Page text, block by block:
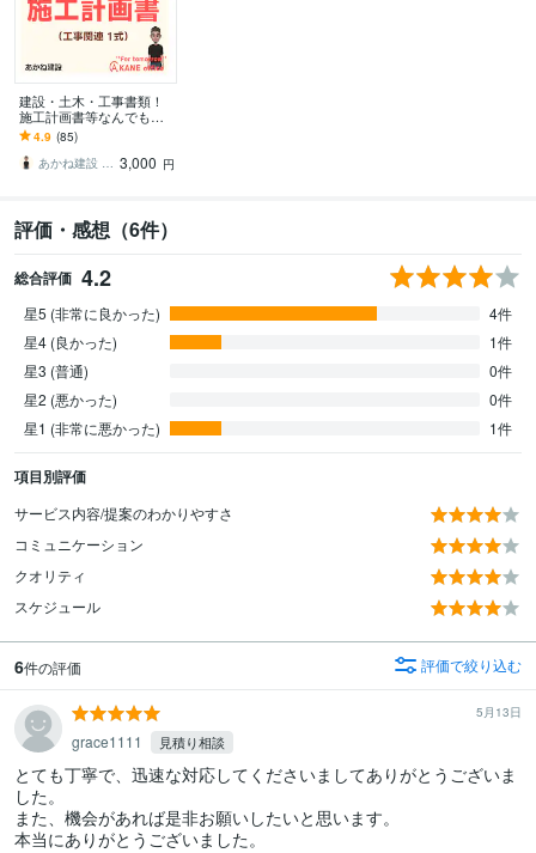
建設・土木・工事書類！
施工計画書等なんでもし
ます 【総販売200件】・
施工計画書・竣工書類・
事務・雑務など！
4.9 (85)
あかね建設 AKANEoffice 3,000 円
評価・感想（6件）
総合評価 4.2
星5 (非常に良かった)
4件
星4 (良かった)
1件
星3 (普通)
0件
星2 (悪かった)
0件
星1 (非常に悪かった)
1件
項目別評価
サービス内容/提案のわかりやすさ
コミュニケーション
クオリティ
スケジュール
6件の評価 評価で絞り込む
5月13日
grace1111 見積り相談
とても丁寧で、迅速な対応してくださいましてありがとうございま
した。
また、機会があれば是非お願いしたいと思います。
本当にありがとうございました。